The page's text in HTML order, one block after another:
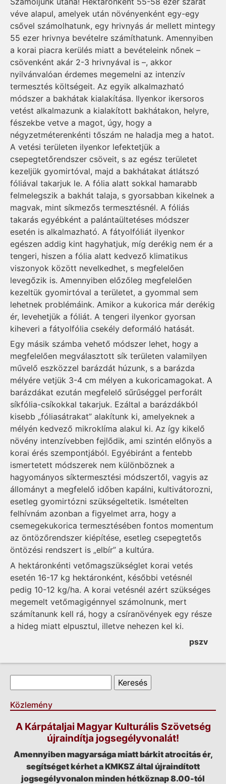
véve alapul, amelyek után növényenként egy-egy
csővel számolhatunk, egy hrivnyás ár mellett mintegy
55 ezer hrivnya bevételre számíthatunk. Amennyiben
a korai piacra kerülés miatt a bevételeink nőnek –
csövenként akár 2-3 hrivnyával is –, akkor
nyilvánvalóan érdemes megemelni az intenzív
termesztés költségeit. Az egyik alkalmazható
módszer a bakhátak kialakítása. Ilyenkor ikersoros
vetést alkalmazunk a kialakított bakhátakon, helyre,
fészekbe vetve a magot, úgy, hogy a
négyzetméterenkénti tőszám ne haladja meg a hatot.
A vetési területen ilyenkor lefektetjük a
csepegtetőrendszer csöveit, s az egész területet
kezeljük gyomirtóval, majd a bakhátakat átlátszó
fóliával takarjuk le. A fólia alatt sokkal hamarabb
felmelegszik a bakhát talaja, s gyorsabban kikelnek a
magvak, mint síkmezős termesztésnél. A fóliás
takarás egyébként a palántaültetéses módszer
esetén is alkalmazható. A fátyolfóliát ilyenkor
egészen addig kint hagyhatjuk, míg derékig nem ér a
tengeri, hiszen a fólia alatt kedvező klimatikus
viszonyok között nevelkedhet, s megfelelően
levegőzik is. Amennyiben előzőleg megfelelően
kezeltük gyomirtóval a területet, a gyommal sem
lehetnek problémáink. Amikor a kukorica már derékig
ér, levehetjük a fóliát. A tengeri ilyenkor gyorsan
kiheveri a fátyolfólia csekély deformáló hatását.
Egy másik számba vehető módszer lehet, hogy a
megfelelően megválasztott sík területen valamilyen
művelő eszközzel barázdát húzunk, s a barázda
mélyére vetjük 3-4 cm mélyen a kukoricamagokat. A
barázdákat ezután megfelelő sűrűséggel perforált
síkfólia-csíkokkal takarjuk. Ezáltal a barázdákból
kisebb „fóliasátrakat” alakítunk ki, amelyeknek a
mélyén kedvező mikroklíma alakul ki. Az így kikelő
növény intenzívebben fejlődik, ami szintén előnyös a
korai érés szempontjából. Egyébiránt a fentebb
ismertetett módszerek nem különböznek a
hagyományos síktermesztési módszertől, vagyis az
állományt a megfelelő időben kapálni, kultivátorozni,
esetleg gyomirtózni szükségeltetik. Ismételten
felhívnám azonban a figyelmet arra, hogy a
csemegekukorica termesztésében fontos momentum
az öntözőrendszer kiépítése, esetleg csepegtetős
öntözési rendszert is „elbír” a kultúra.
A hektáronkénti vetőmagszükséglet korai vetés
esetén 16-17 kg hektáronként, későbbi vetésnél
pedig 10-12 kg/ha. A korai vetésnél azért szükséges
megemelt vetőmagigénnyel számolnunk, mert
számítanunk kell rá, hogy a csíranövények egy része
a hideg miatt elpusztul, illetve nehezen kel ki.
pszv
Keresés űrlap
Keresés
Közlemény
A Kárpátaljai Magyar Kulturális Szövetség
újraindítja jogsegélyvonalát!
Amennyiben magyarsága miatt bárkit atrocitás ér,
segítséget kérhet a KMKSZ által újraindított
jogsegélyvonalon minden hétköznap 8.00-tól